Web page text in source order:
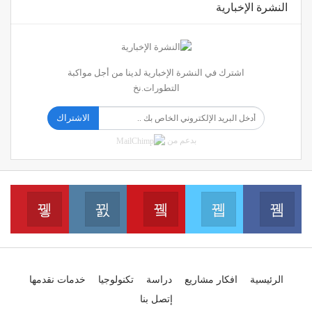
النشرة الإخبارية
اشترك في النشرة الإخبارية لدينا من أجل مواكبة
التطورات.نخ
الاشتراك
بدعم من
Facebook
انضم الينا على الفايسبوك
Twitter
انضم الينا على التويتر
Youtube
انضم الينا على اليوتيب
Instagram
انضم الينا على
الرئيسية افكار مشاريع دراسة تكنولوجيا
خدمات نقدمها
إتصل بنا